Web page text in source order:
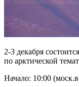
2-3 декабря
по арктической
Начало: 10:00